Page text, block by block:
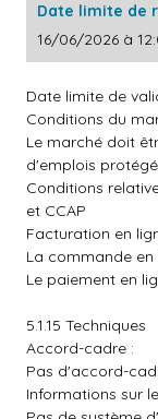
Date limite de
16/06/2026 à
Date limite de
Conditions du
Le marché doit
d'emplois
Conditions
et CCAP
Facturation en
La commande en
Le paiement en
5.1.15 Techniques
Accord-cadre :
Pas d'accord-
Informations sur